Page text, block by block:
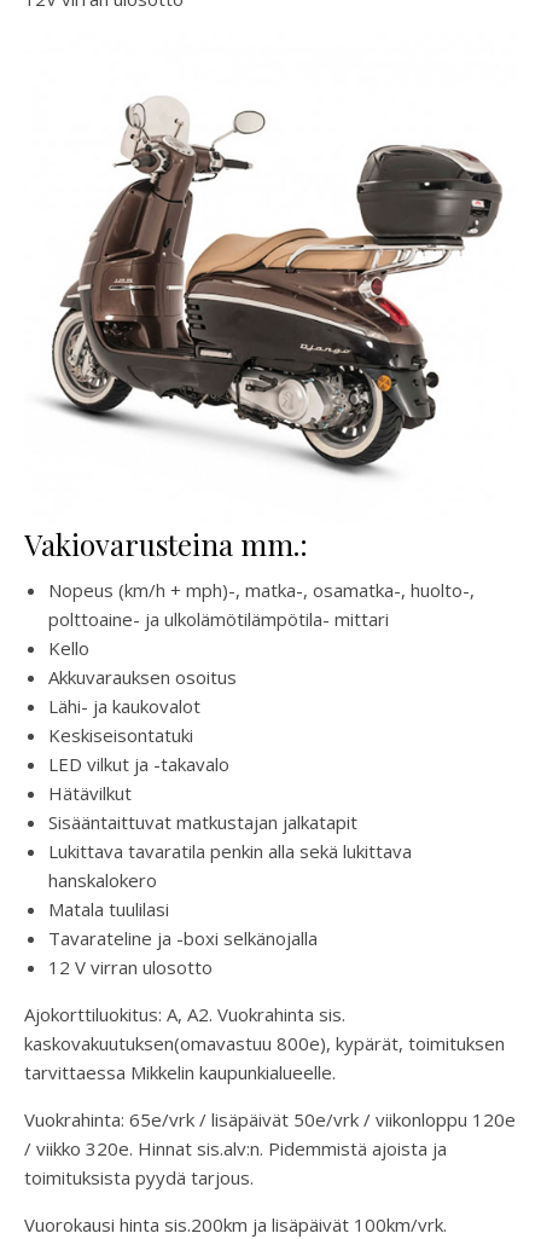
Vakiovarusteina mm.:
Nopeus (km/h + mph)-, matka-, osamatka-, huolto-,
polttoaine- ja ulkolämötilämpötila- mittari
Kello
Akkuvarauksen osoitus
Lähi- ja kaukovalot
Keskiseisontatuki
LED vilkut ja -takavalo
Hätävilkut
Sisääntaittuvat matkustajan jalkatapit
Lukittava tavaratila penkin alla sekä lukittava
hanskalokero
Matala tuulilasi
Tavarateline ja -boxi selkänojalla
12 V virran ulosotto
Ajokorttiluokitus: A, A2. Vuokrahinta sis.
kaskovakuutuksen(omavastuu 800e), kypärät, toimituksen
tarvittaessa Mikkelin kaupunkialueelle.
Vuokrahinta: 65e/vrk / lisäpäivät 50e/vrk / viikonloppu 120e
/ viikko 320e. Hinnat sis.alv:n. Pidemmistä ajoista ja
toimituksista pyydä tarjous.
Vuorokausi hinta sis.200km ja lisäpäivät 100km/vrk.